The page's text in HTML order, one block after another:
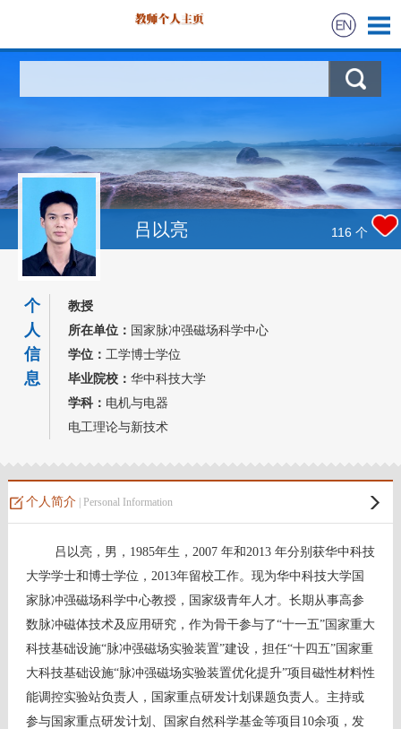
科学研究
教学研究
吕以亮 116 个
个
人
信
息
教授
所在单位： 国家脉冲强磁场科学中心
学位： 工学博士学位
毕业院校： 华中科技大学
学科： 电机与电器
电工理论与新技术
个人简介| Personal Information
吕以亮，男，1985年生，2007 年和2013 年分别获华中科技
大学学士和博士学位，2013年留校工作。现为华中科技大学国
家脉冲强磁场科学中心教授，国家级青年人才。长期从事高参
数脉冲磁体技术及应用研究，作为骨干参与了“十一五”国家重大
科技基础设施“脉冲强磁场实验装置”建设，担任“十四五”国家重
大科技基础设施“脉冲强磁场实验装置优化提升”项目磁性材料性
能调控实验站负责人，国家重点研发计划课题负责人。主持或
参与国家重点研发计划、国家自然科学基金等项目10余项，发